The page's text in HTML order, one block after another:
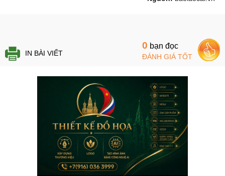
IN BÀI VIẾT
0 bạn đọc
ĐÁNH GIÁ TỐT